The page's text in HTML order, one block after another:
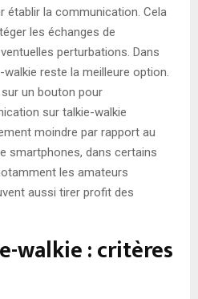
établir la communication. Cela
les échanges de
perturbations. Dans
reste la meilleure option.
un bouton pour
sur talkie-walkie
moindre par rapport au
smartphones, dans certains
les amateurs
aussi tirer profit des
walkie : critères